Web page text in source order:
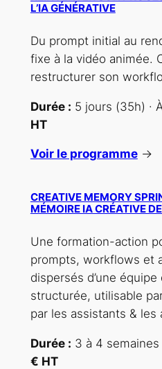
L’IA GÉNÉRATIVE
Du prompt initial au
fixe à la vidéo animée.
restructurer son
Durée : 5 jours (35h) ·
HT
Voir le programme→
CREATIVE MEMORY
MÉMOIRE IA CRÉATIVE
Une formation-action
prompts, workflows et
dispersés d’une
structurée, utilisable
par les assistants & les
Durée : 3 à 4 semaines
€ HT